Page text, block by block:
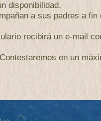
disponibilidad.
a sus padres a
recibirá un e-mail
en un